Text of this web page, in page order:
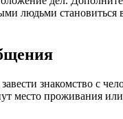
людьми становиться
знакомство с
место проживания